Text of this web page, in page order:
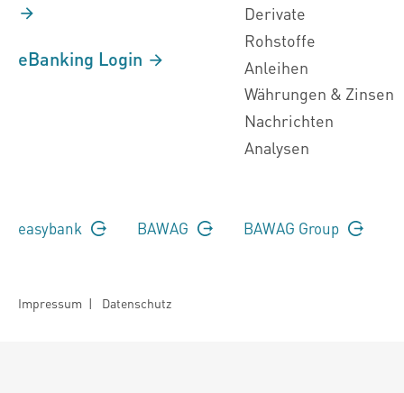
eBanking Login
Derivate
Rohstoffe
Anleihen
Währungen & Zinsen
Nachrichten
Analysen
easybank BAWAG BAWAG Group
Impressum | Datenschutz